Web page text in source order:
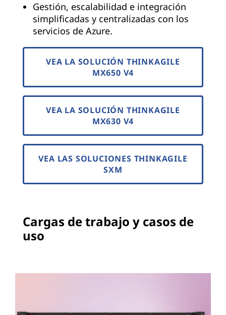
Gestión, escalabilidad e integración
simplificadas y centralizadas con los
servicios de Azure.
VEA LA SOLUCIÓN THINKAGILE
MX650 V4
VEA LA SOLUCIÓN THINKAGILE
MX630 V4
VEA LAS SOLUCIONES THINKAGILE
SXM
Cargas de trabajo y casos de
uso